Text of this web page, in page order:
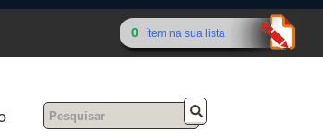
0 ítem na sua lista